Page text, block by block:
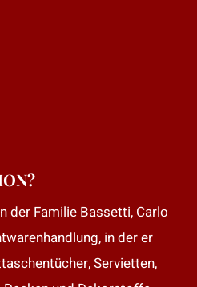
der Familie Bassetti, Carlo
in der er
Servietten,